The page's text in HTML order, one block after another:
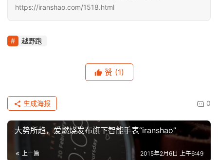
https://iranshao.com/1518.html
越野跑
赞 (1)
0
生成海报
大势所趋，爱燃烧发布旗下智能手表“iranshao”
上一篇 2015年2月6日 上午6:49